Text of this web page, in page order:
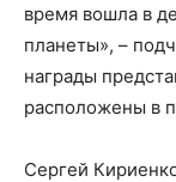
время вошла в
планеты», –
награды
расположены в
Сергей